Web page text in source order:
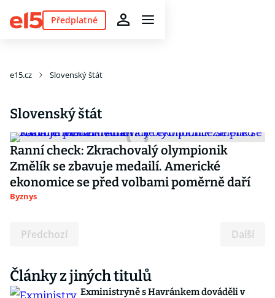
Předplatné
e15.cz Slovenský štát
Slovenský štát
Ranní check: Zkrachovalý olympionik
Změlík se zbavuje medailí. Americké
ekonomice se před volbami poměrně daří
Byznys
Předchozí Další
Články z jiných titulů
Exministryně s Havránkem dováděli v